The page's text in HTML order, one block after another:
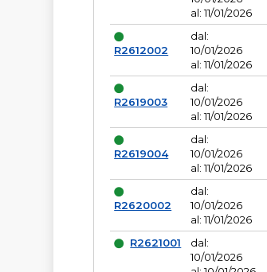
al: 11/01/2026
R2612002
dal:
10/01/2026
al: 11/01/2026
R2619003
dal:
10/01/2026
al: 11/01/2026
R2619004
dal:
10/01/2026
al: 11/01/2026
R2620002
dal:
10/01/2026
al: 11/01/2026
R2621001
dal:
10/01/2026